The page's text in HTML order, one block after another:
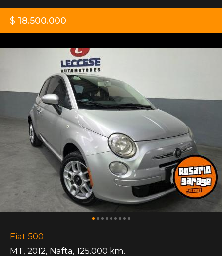
$ 18.500.000
Fiat 500
MT, 2012, Nafta, 125.000 km.